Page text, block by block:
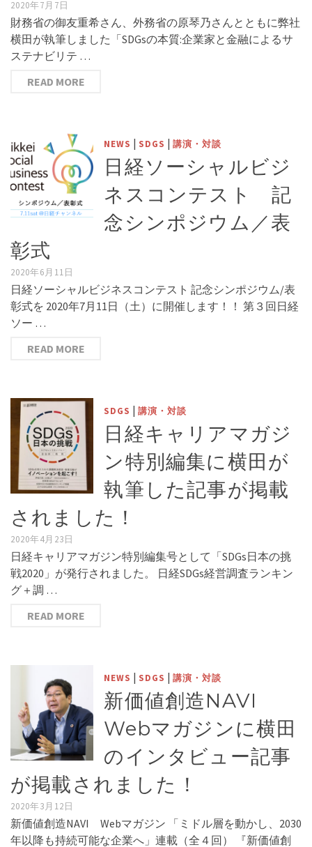
2020年7月7日
財務省の御友重希さん、外務省の原琴乃さんとともに弊社
横田が執筆しました「SDGsの本質:企業家と金融によるサ
ステナビリテ …
READ MORE
NEWS | SDGS |講演・対談
日経ソーシャルビジ
ネスコンテスト 記
念シンポジウム／表
彰式
2020年6月11日
日経ソーシャルビジネスコンテスト 記念シンポジウム/表
彰式を 2020年7月11日（土）に開催します！！ 第３回日経
ソー …
READ MORE
SDGS |講演・対談
日経キャリアマガジ
ン特別編集に横田が
執筆した記事が掲載
されました！
2020年4月23日
日経キャリアマガジン特別編集号として「SDGs日本の挑
戦2020」が発行されました。 日経SDGs経営調査ランキン
グ＋調 …
READ MORE
NEWS | SDGS |講演・対談
新価値創造NAVI
Webマガジンに横田
のインタビュー記事
が掲載されました！
2020年3月12日
新価値創造NAVI Webマガジン 「ミドル層を動かし、2030
年以降も持続可能な企業へ」連載（全４回） 『新価値創